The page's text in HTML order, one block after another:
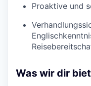
Proaktive und
Was wir dir